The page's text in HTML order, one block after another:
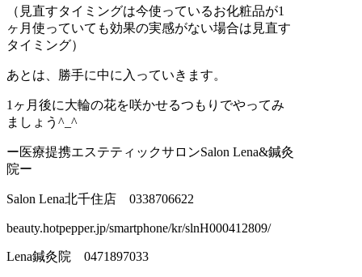
（見直すタイミングは今使っているお化粧品が1
ヶ月使っていても効果の実感がない場合は見直す
タイミング）
あとは、勝手に中に入っていきます。
1ヶ月後に大輪の花を咲かせるつもりでやってみ
ましょう^_^
ー医療提携エステティックサロンSalon Lena&鍼灸
院ー
Salon Lena北千住店 0338706622
beauty.hotpepper.jp/smartphone/kr/slnH000412809/
Lena鍼灸院 0471897033